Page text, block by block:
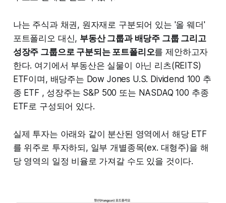
나는 주식과 채권, 원자재로 구분되어 있는 '올 웨더'
포트폴리오 대신, 부동산 그룹과 배당주 그룹 그리고
성장주 그룹으로 구분되는 포트폴리오를 제안하고자
한다. 여기에서 부동산은 실물이 아닌 리츠(REITS)
ETF이며, 배당주는 Dow Jones U.S. Dividend 100 추
종 ETF , 성장주는 S&P 500 또는 NASDAQ 100 추종
ETF로 구성되어 있다.
실제 투자는 아래와 같이 분산된 영역에서 해당 ETF
를 위주로 투자하되, 일부 개별종목(ex. 대형주)을 해
당 영역의 일정 비율로 가져갈 수도 있을 것이다.